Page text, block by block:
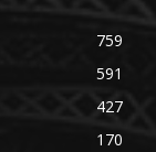
759
591
427
170